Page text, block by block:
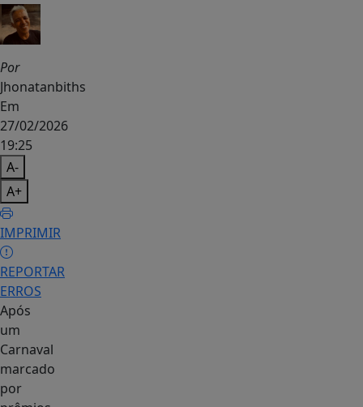
Por
Jhonatanbiths
Em
27/02/2026
19:25
A-
A+
IMPRIMIR
REPORTAR
ERROS
Após
um
Carnaval
marcado
por